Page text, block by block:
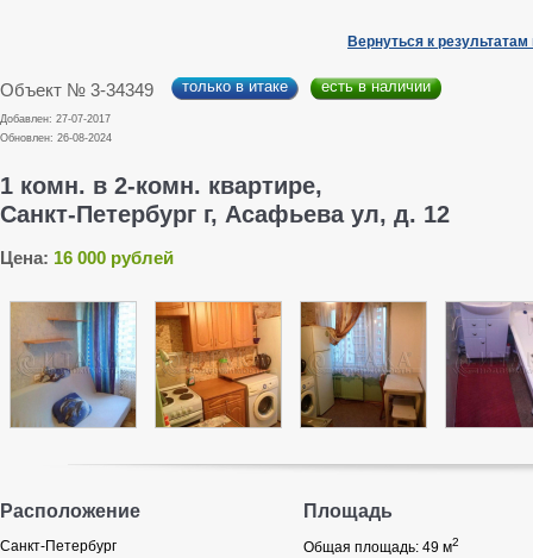
Вернуться к результатам
Объект № 3-34349 только в итаке есть в наличии
Добавлен: 27-07-2017
Обновлен: 26-08-2024
1 комн. в 2-комн. квартире,
Санкт-Петербург г, Асафьева ул, д. 12
Цена: 16 000 рублей
Расположение
Санкт-Петербург
Площадь
Общая площадь: 49 м2